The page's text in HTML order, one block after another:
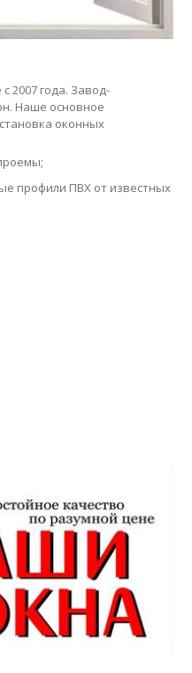
2007 года. Завод-
Наше основное
оконных
профили ПВХ от известных